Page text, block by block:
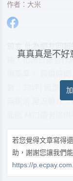
作者：大米
格，也無日後合
數：32坪│類型：
兩衛浴 屋況簡介
真真真是不好
若您覺得文章寫得
助，謝謝您讓我們
https://